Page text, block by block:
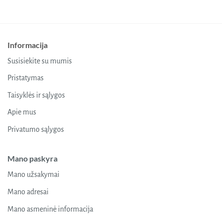
Informacija
Susisiekite su mumis
Pristatymas
Taisyklės ir sąlygos
Apie mus
Privatumo sąlygos
Mano paskyra
Mano užsakymai
Mano adresai
Mano asmeninė informacija